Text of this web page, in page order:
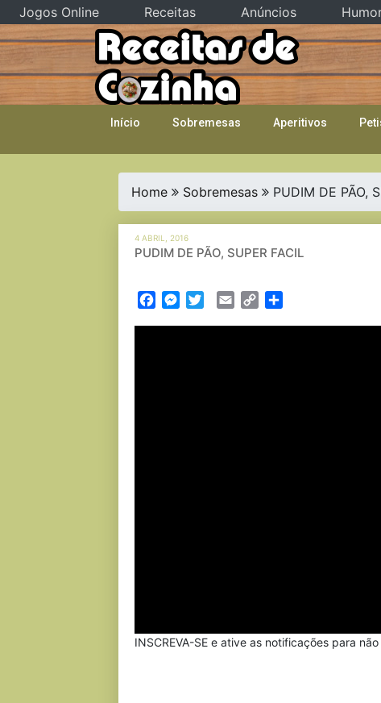
Skip
to
content
Início Sobremesas Aperitivos
Home Sobremesas PUDIM DE PÃO,
4 ABRIL, 2016
PUDIM DE PÃO, SUPER FACIL
FacebookMessenger
TwitterEmail Copy
INSCREVA-SE e ative as notificações para
Jogos Online Receitas Anúncios